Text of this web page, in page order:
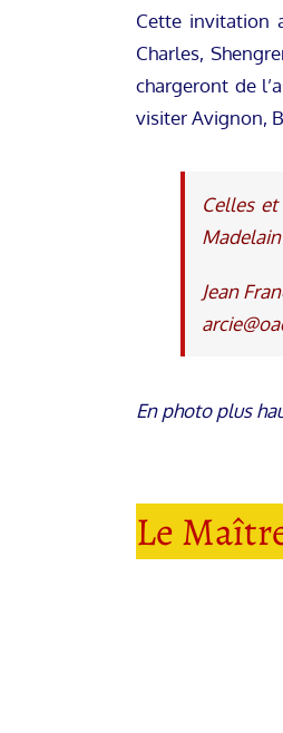
Cette invitation
Charles,
chargeront de
visiter Avignon,
Celles
Jean
En photo plus
Le